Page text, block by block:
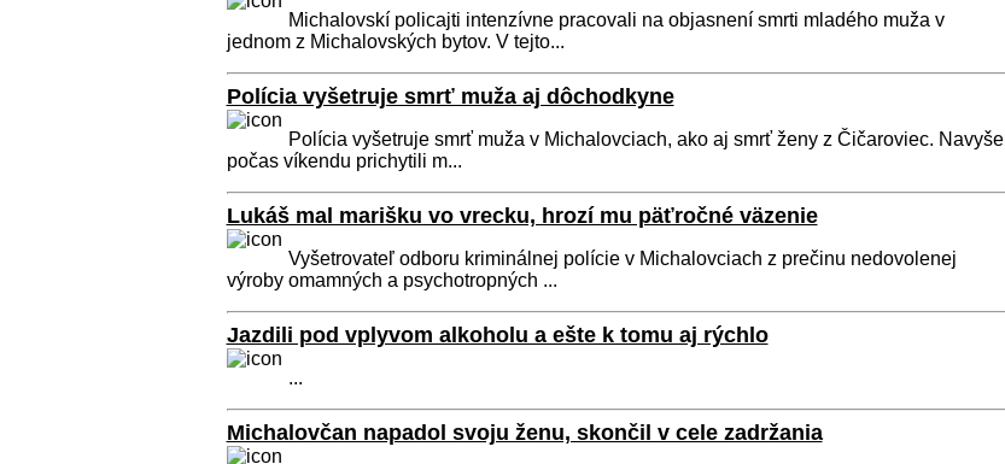
Michalovskí policajti intenzívne pracovali na objasnení smrti mladého muža v
jednom z Michalovských bytov. V tejto...
Polícia vyšetruje smrť muža aj dôchodkyne
Polícia vyšetruje smrť muža v Michalovciach, ako aj smrť ženy z Čičaroviec. Navyše
počas víkendu prichytili m...
Lukáš mal marišku vo vrecku, hrozí mu päťročné väzenie
Vyšetrovateľ odboru kriminálnej polície v Michalovciach z prečinu nedovolenej
výroby omamných a psychotropných ...
Jazdili pod vplyvom alkoholu a ešte k tomu aj rýchlo
...
Michalovčan napadol svoju ženu, skončil v cele zadržania